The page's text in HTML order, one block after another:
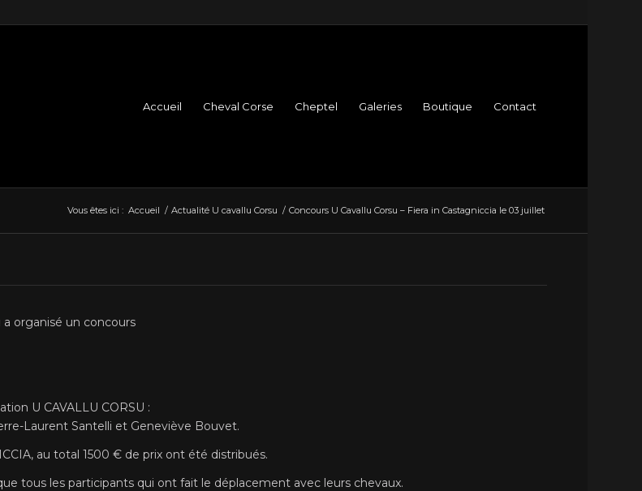
Accueil Cheval Corse Cheptel Galeries Boutique Contact
Vous êtes ici : Accueil / Actualité U cavallu Corsu / Concours U Cavallu Corsu – Fiera in Castagniccia le 03 juillet
a organisé un concours
U CAVALLU CORSU :
Laurent Santelli et Geneviève Bouvet.
au total 1500 € de prix ont été distribués.
tous les participants qui ont fait le déplacement avec leurs chevaux.